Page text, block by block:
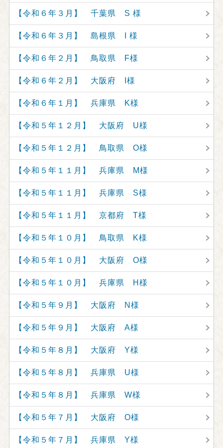
【令和６年３月】 千葉県 S 様
【令和６年３月】 島根県 I 様
【令和６年２月】 鳥取県 F様
【令和６年２月】 大阪府 I様
【令和６年１月】 兵庫県 K様
【令和５年１２月】 大阪府 U様
【令和５年１２月】 鳥取県 O様
【令和５年１１月】 兵庫県 M様
【令和５年１１月】 兵庫県 S様
【令和５年１１月】 京都府 T様
【令和５年１０月】 鳥取県 K様
【令和５年１０月】 大阪府 O様
【令和５年１０月】 兵庫県 H様
【令和５年９月】 大阪府 N様
【令和５年９月】 大阪府 A様
【令和５年８月】 大阪府 Y様
【令和５年８月】 兵庫県 U様
【令和５年８月】 兵庫県 W様
【令和５年７月】 大阪府 O様
【令和５年７月】 兵庫県 Y様